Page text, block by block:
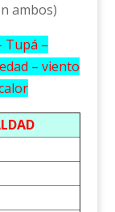
ambos)
Tupá –
– viento